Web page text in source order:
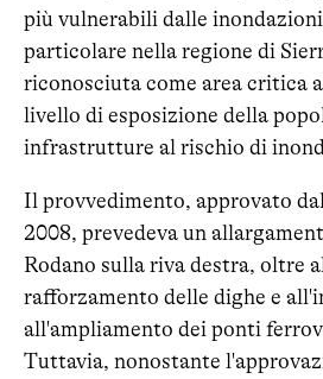
più vulnerabili dalle
particolare nella regione di
riconosciuta come area critica
livello di esposizione della
infrastrutture al rischio di
Il provvedimento, approvato
2008, prevedeva un
Rodano sulla riva destra, oltre
rafforzamento delle dighe e
all'ampliamento dei ponti
Tuttavia, nonostante